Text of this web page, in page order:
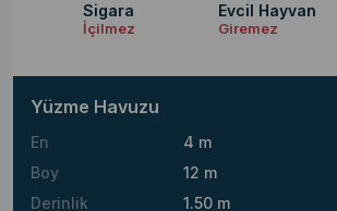
Sigara
İçilmez
Evcil Hayvan
Giremez
Yüzme Havuzu
En
4 m
Boy
12 m
Derinlik
1.50 m